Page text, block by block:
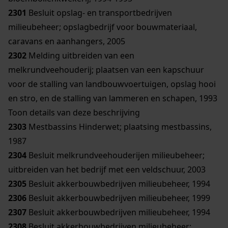
2301 Besluit opslag- en transportbedrijven
milieubeheer; opslagbedrijf voor bouwmateriaal,
caravans en aanhangers, 2005
2302 Melding uitbreiden van een
melkrundveehouderij; plaatsen van een kapschuur
voor de stalling van landbouwvoertuigen, opslag hooi
en stro, en de stalling van lammeren en schapen, 1993
Toon details van deze beschrijving
2303 Mestbassins Hinderwet; plaatsing mestbassins,
1987
2304 Besluit melkrundveehouderijen milieubeheer;
uitbreiden van het bedrijf met een veldschuur, 2003
2305 Besluit akkerbouwbedrijven milieubeheer, 1994
2306 Besluit akkerbouwbedrijven milieubeheer, 1999
2307 Besluit akkerbouwbedrijven milieubeheer, 1994